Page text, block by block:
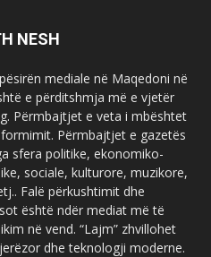
NESH
mediale në Maqedoni në
e përditshmja më e vjetër
Përmbajtjet e veta i mbështet
Përmbajtjet e gazetës
sfera politike, ekonomiko-
sociale, kulturore, muzikore,
Falë përkushtimit dhe
është ndër mediat më të
në vend. “Lajm” zhvillohet
dhe teknologji moderne.